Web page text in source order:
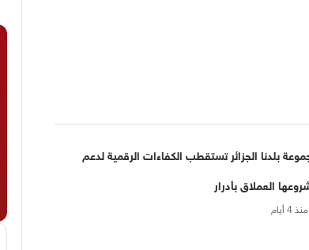
بلدنا الجزائر تستقطب الكفاءات الرقمية لدعم
العملاق بأدرار
منذ 4 أيام